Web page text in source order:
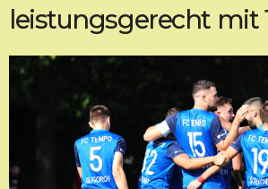
leistungsgerecht mit